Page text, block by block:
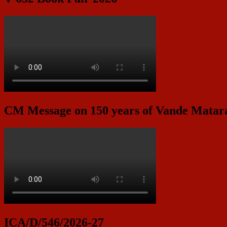
CM Message on 150 years of Vande
ICA/D/546/2026-27